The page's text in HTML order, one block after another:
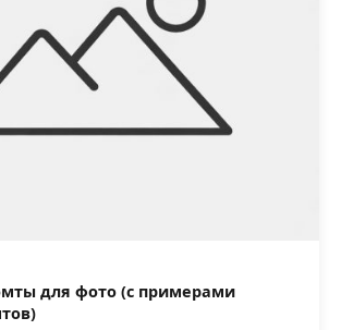
для фото (с примерами